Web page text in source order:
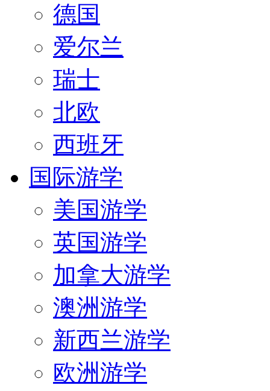
德国
爱尔兰
瑞士
北欧
西班牙
国际游学
美国游学
英国游学
加拿大游学
澳洲游学
新西兰游学
欧洲游学